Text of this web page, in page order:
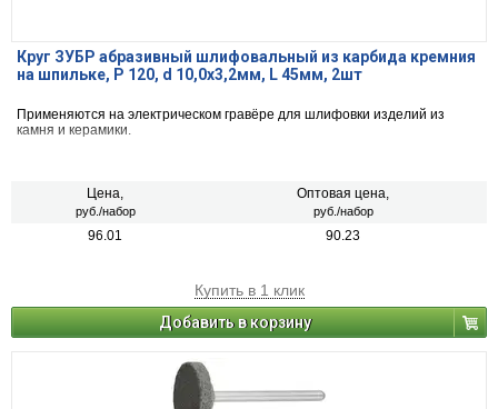
Круг ЗУБР абразивный шлифовальный из карбида кремния
на шпильке, P 120, d 10,0x3,2мм, L 45мм, 2шт
Применяются на электрическом гравёре для шлифовки изделий из
камня и керамики.
Цена,
руб./набор
Оптовая цена,
руб./набор
96.01 90.23
Купить в 1 клик
Добавить в корзину